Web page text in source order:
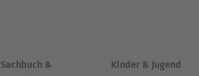
Sachbuch &
Kinder & Jugend